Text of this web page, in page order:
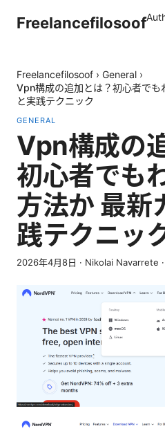
Freelancefilosoof
Freelancefilosoof › General ›
Vpn構成の追加とは？初心者でも
と実践テクニック
GENERAL
Vpn構成の
初心者でも
方法か 最新
践テクニッ
2026年4月8日 · Nikolai Navarrete ·